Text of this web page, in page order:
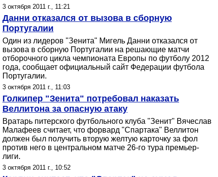
3 октября 2011 г., 11:21
Данни отказался от вызова в сборную
Португалии
Один из лидеров "Зенита" Мигель Данни отказался от
вызова в сборную Португалии на решающие матчи
отборочного цикла чемпионата Европы по футболу 2012
года, сообщает официальный сайт Федерации футбола
Португалии.
3 октября 2011 г., 11:03
Голкипер "Зенита" потребовал наказать
Веллитона за опасную атаку
Вратарь питерского футбольного клуба "Зенит" Вячеслав
Малафеев считает, что форвард "Спартака" Веллитон
должен был получить вторую желтую карточку за фол
против него в центральном матче 26-го тура премьер-
лиги.
3 октября 2011 г., 10:52